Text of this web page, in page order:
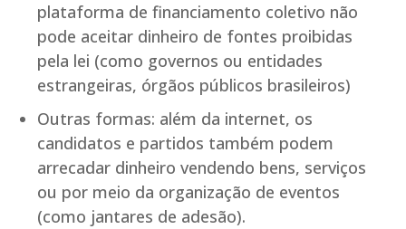
plataforma de financiamento coletivo não
pode aceitar dinheiro de fontes proibidas
pela lei (como governos ou entidades
estrangeiras, órgãos públicos brasileiros)
Outras formas: além da internet, os
candidatos e partidos também podem
arrecadar dinheiro vendendo bens, serviços
ou por meio da organização de eventos
(como jantares de adesão).